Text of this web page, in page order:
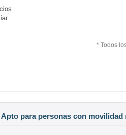
* Todos
para personas con movilidad